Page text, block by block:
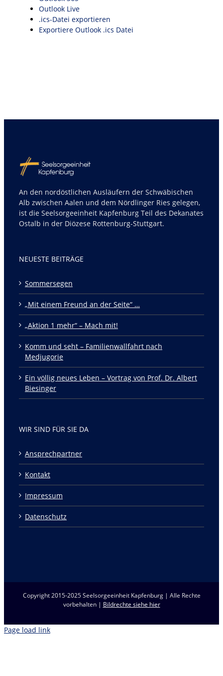
Outlook Live
.ics-Datei exportieren
Exportiere Outlook .ics Datei
An den nordöstlichen Ausläufern der Schwäbischen
Alb zwischen Aalen und dem Nördlinger Ries gelegen,
ist die Seelsorgeeinheit Kapfenburg Teil des Dekanates
Ostalb in der Diözese Rottenburg-Stuttgart.
NEUESTE BEITRÄGE
Sommersegen
„Mit einem Freund an der Seite“ …
„Aktion 1 mehr“ – Mach mit!
Komm und seht – Familienwallfahrt nach
Medjugorie
Ein völlig neues Leben – Vortrag von Prof. Dr. Albert
Biesinger
WIR SIND FÜR SIE DA
Ansprechpartner
Kontakt
Impressum
Datenschutz
Copyright 2015-2025 Seelsorgeeinheit Kapfenburg | Alle Rechte
vorbehalten | Bildrechte siehe hier
Page load link